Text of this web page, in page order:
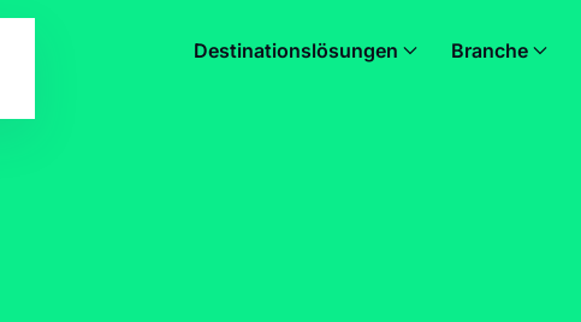
Destinationslösungen Branche